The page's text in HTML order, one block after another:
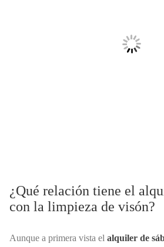
¿Qué relación tiene el
con la limpieza de visón?
Aunque a primera vista el alquiler de